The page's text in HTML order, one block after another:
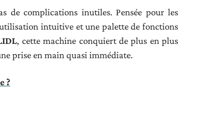
de complications inutiles. Pensée pour les
intuitive et une palette de fonctions
, cette machine conquiert de plus en plus
prise en main quasi immédiate.
?